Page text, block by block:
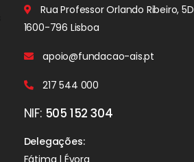
Rua Professor Orlando Ribeiro, 5D
1600-796 Lisboa
apoio@fundacao-ais.pt
217 544 000
NIF: 505 152 304
Delegações: